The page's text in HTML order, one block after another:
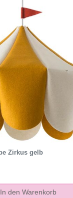
Zirkus gelb
In den Warenkorb